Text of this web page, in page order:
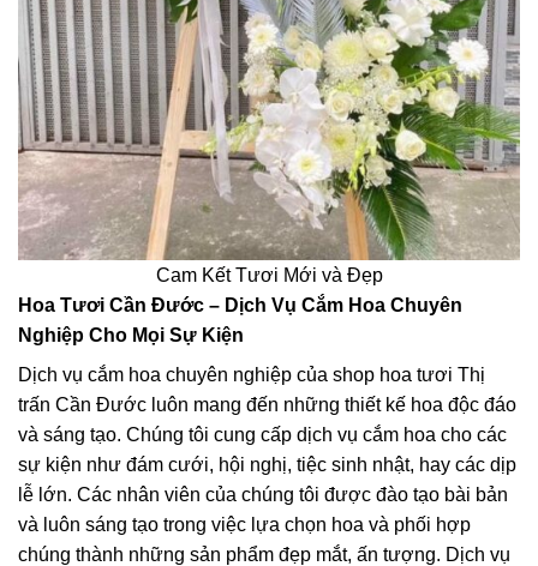
Cam Kết Tươi Mới và Đẹp
Hoa Tươi Cần Đước – Dịch Vụ Cắm Hoa Chuyên
Nghiệp Cho Mọi Sự Kiện
Dịch vụ cắm hoa chuyên nghiệp của shop hoa tươi Thị
trấn Cần Đước luôn mang đến những thiết kế hoa độc đáo
và sáng tạo. Chúng tôi cung cấp dịch vụ cắm hoa cho các
sự kiện như đám cưới, hội nghị, tiệc sinh nhật, hay các dịp
lễ lớn. Các nhân viên của chúng tôi được đào tạo bài bản
và luôn sáng tạo trong việc lựa chọn hoa và phối hợp
chúng thành những sản phẩm đẹp mắt, ấn tượng. Dịch vụ